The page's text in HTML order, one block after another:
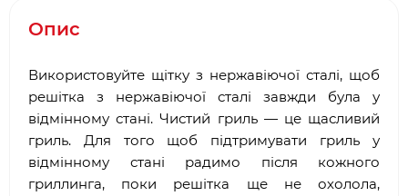
Опис
Використовуйте щітку з нержавіючої сталі, щоб
решітка з нержавіючої сталі завжди була у
відмінному стані. Чистий гриль — це щасливий
гриль. Для того щоб підтримувати гриль у
відмінному стані радимо після кожного
гриллинга, поки решітка ще не охолола,